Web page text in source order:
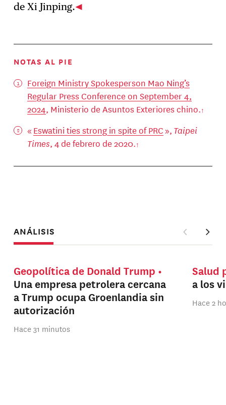
de Xi Jinping.
NOTAS AL PIE
Foreign Ministry Spokesperson Mao Ning’s
Regular Press Conference on September 4,
2024, Ministerio de Asuntos Exteriores chino.
« Eswatini ties strong in spite of PRC», Taipei
Times, 4 de febrero de 2020.
ANÁLISIS
Geopolítica de Donald Trump
Una empresa petrolera cercana
a Trump ocupa Groenlandia sin
autorización
Hace 31 minutos
Salud
a los
Hace 2